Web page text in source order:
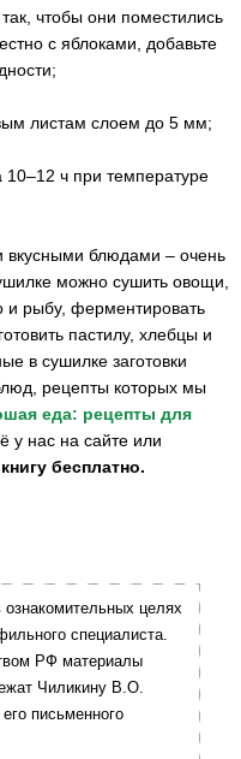
чтобы они поместились
с яблоками, добавьте
листам слоем до 5 мм;
10–12 ч при температуре
вкусными блюдами – очень
можно сушить овощи,
и рыбу, ферментировать
пастилу, хлебцы и
в сушилке заготовки
рецепты которых мы
еда: рецепты для
у нас на сайте или
бесплатно.
целях
специалиста.
РФ материалы
Чиликину В.О.
письменного